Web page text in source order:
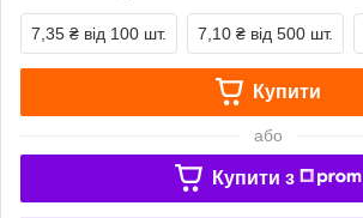
7,35 ₴ від 100 шт. 7,10 ₴ від 500 шт.
Купити
або
Купити з